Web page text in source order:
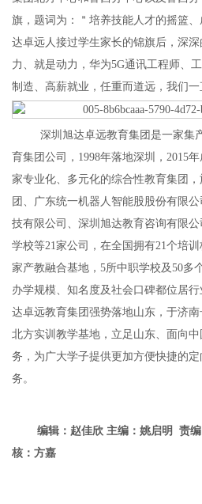
旗，题词为：＂培养技能人才的摇篮
达卓远人接过学生家长的锦旗后，深
力、就是动力，华为5G通讯工程师、
制造、高薪就业，任重而道远，我们
深圳旭达卓远教育集团是一家集
育集团公司，1998年落地深圳，2015
家专业化、多元化的综合性教育集团
团、广东统一机器人智能股股份有限
技有限公司、深圳旭达教育咨询有限
学校等21家公司，在全国拥有21个培
家产教融合基地，5所中职学校及50多
办学规模、知名度及社会口碑都位居
达卓远教育集团强势落地山东，于济
北方实训教学基地，立足山东、面向
务，为广大学子提供更加方便快捷的
务。
编辑：赵佳欣 主编：姚启明 责
核：方嘉